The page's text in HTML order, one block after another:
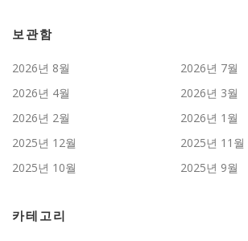
보관함
2026년 8월
2026년 7월
2026년 4월
2026년 3월
2026년 2월
2026년 1월
2025년 12월
2025년 11월
2025년 10월
2025년 9월
카테고리